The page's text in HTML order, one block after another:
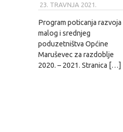
23. TRAVNJA 2021.
Program poticanja razvoja
malog i srednjeg
poduzetništva Općine
Maruševec za razdoblje
2020. – 2021. Stranica […]